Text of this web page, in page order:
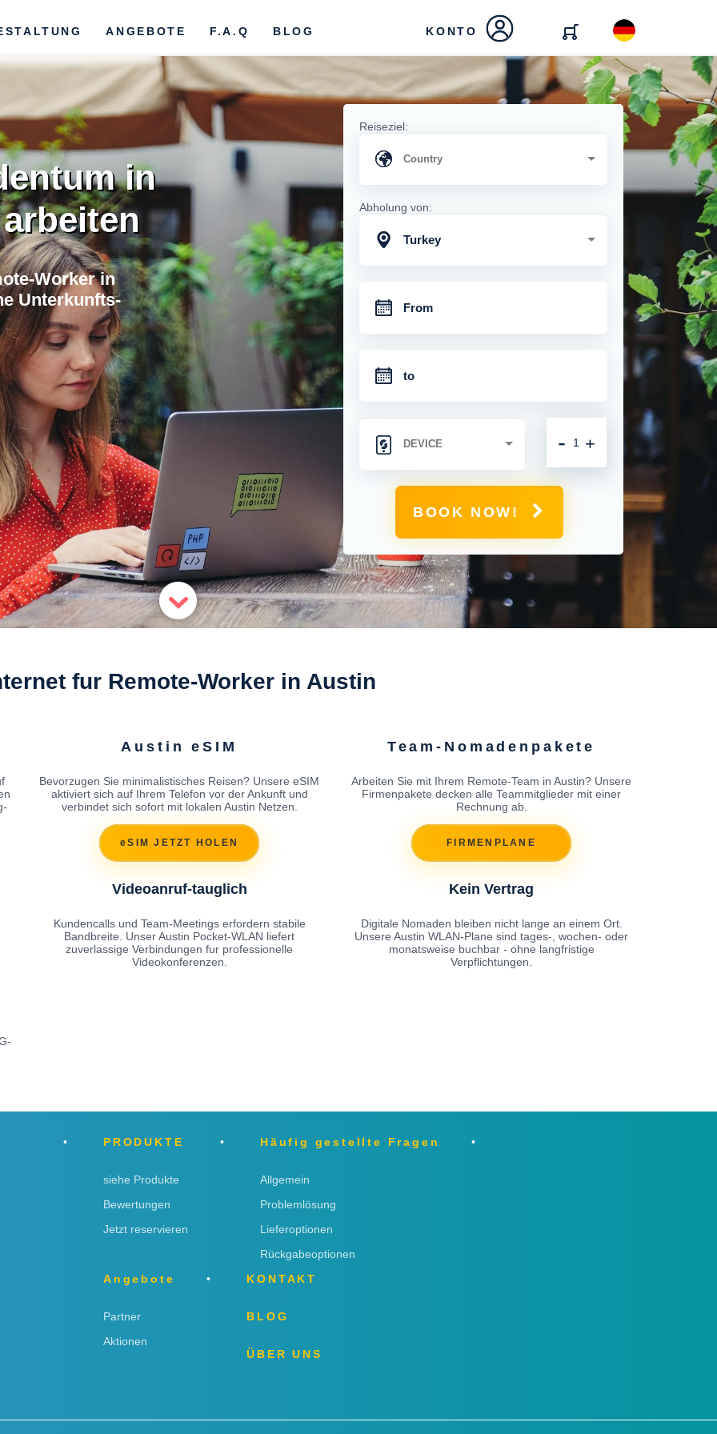
ANGEBOTE F.A.Q BLOG KONTO
in
Worker in
Unterkunfts-
Reiseziel:
Abholung von:
Turkey
+
-
BOOK NOW!
fur Remote-Worker in Austin
Austin eSIM
Bevorzugen Sie minimalistisches Reisen? Unsere eSIM
aktiviert sich auf Ihrem Telefon vor der Ankunft und
verbindet sich sofort mit lokalen Austin Netzen.
eSIM JETZT HOLEN
Team-Nomadenpakete
Arbeiten Sie mit Ihrem Remote-Team in Austin? Unsere
Firmenpakete decken alle Teammitglieder mit einer
Rechnung ab.
FIRMENPLANE
Videoanruf-tauglich
Kundencalls und Team-Meetings erfordern stabile
Bandbreite. Unser Austin Pocket-WLAN liefert
zuverlassige Verbindungen fur professionelle
Videokonferenzen.
Kein Vertrag
Digitale Nomaden bleiben nicht lange an einem Ort.
Unsere Austin WLAN-Plane sind tages-, wochen- oder
monatsweise buchbar - ohne langfristige
Verpflichtungen.
PRODUKTE
siehe Produkte
Bewertungen
Jetzt reservieren
Häufig gestellte Fragen
Allgemein
Problemlösung
Lieferoptionen
Rückgabeoptionen
Angebote
Partner
Aktionen
KONTAKT
BLOG
ÜBER UNS